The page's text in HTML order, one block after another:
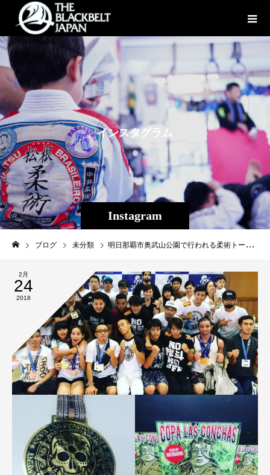
Instagram
インスタグラ ム
ブログ 未分類 明日那覇市奥武山公園で行われる柔術トーナメント『コパラスコンチャス』にはTheパラエストラ沖縄から15名出場します！ みんな日頃の成果を出して頑張ろう！！ #コパラスコンチャス #パラエストラ #沖縄 #那覇 #与儀 #MMA #shooto #コザ #総合格闘技 #修斗 #キックボクシング #柔術 #jiujitsu #ダイエット
2月
24
2018